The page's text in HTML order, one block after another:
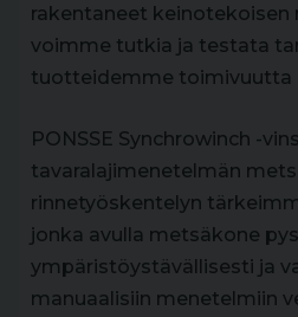
rakentaneet keinotekoisen
voimme tutkia ja testata
tuotteidemme toimivuutta
PONSSE Synchrowinch -
tavaralajimenetelmän
rinnetyöskentelyn
jonka avulla metsäkone
ympäristöystävällisesti ja
manuaalisiin menetelmiin